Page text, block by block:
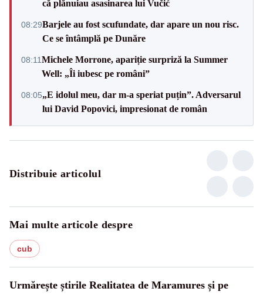
că plănuiau asasinarea lui Vučić
08:29Barjele au fost scufundate, dar apare un nou risc.
Ce se întâmplă pe Dunăre
08:11Michele Morrone, apariție surpriză la Summer
Well: „Îi iubesc pe români”
08:05„E idolul meu, dar m-a speriat puțin”. Adversarul
lui David Popovici, impresionat de român
Distribuie articolul
Mai multe articole despre
cub
Urmărește știrile Realitatea de Maramures și pe